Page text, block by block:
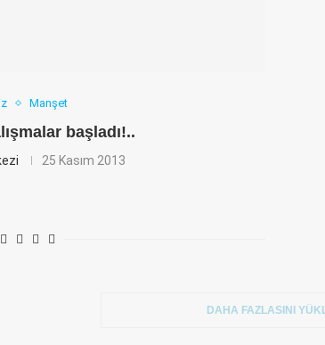
Manşet
başladı!..
25 Kasım 2013
DAHA FAZLASINI